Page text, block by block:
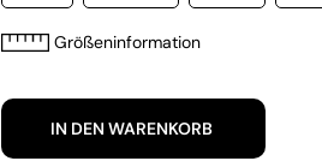
Größeninformation
IN DEN WARENKORB